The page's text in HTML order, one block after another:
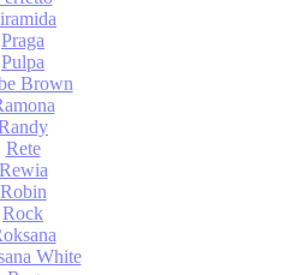
Praga
Pulpa
Brown
Rete
Rewia
Robin
Rock
White